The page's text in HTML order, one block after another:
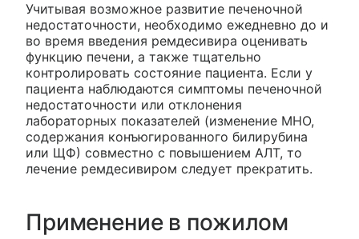
Учитывая возможное развитие печеночной
недостаточности, необходимо ежедневно до и
во время введения ремдесивира оценивать
функцию печени, а также тщательно
контролировать состояние пациента. Если у
пациента наблюдаются симптомы печеночной
недостаточности или отклонения
лабораторных показателей (изменение МНО,
содержания конъюгированного билирубина
или ЩФ) совместно с повышением АЛТ, то
лечение ремдесивиром следует прекратить.
Применение в пожилом